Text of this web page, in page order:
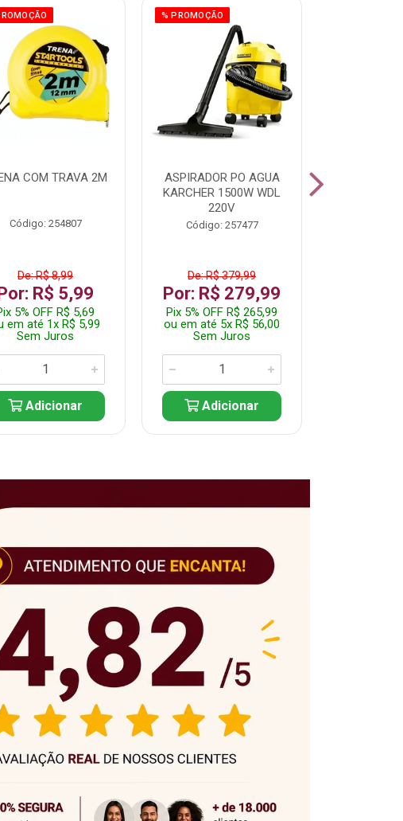
COM TRAVA 2M
Código: 254807
De: R$ 8,99
R$ 5,99
5% OFF R$ 5,69
em até 1x R$ 5,99
Sem Juros
Adicionar
% PROMOÇÃO
ASPIRADOR PO AGUA
KARCHER 1500W WDL
220V
Código: 257477
De: R$ 379,99
Por: R$ 279,99
Pix 5% OFF R$ 265,99
ou em até 5x R$ 56,00
Sem Juros
Adicionar